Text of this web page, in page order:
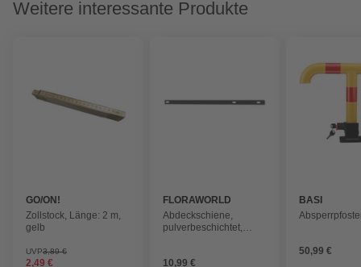
Weitere interessante Produkte
GO/ON!
Zollstock, Länge: 2 m,
gelb
UVP3,89 €
2,49 €
FLORAWORLD
Abdeckschiene,
pulverbeschichtet,
10,99 €
BASI
50,99 €